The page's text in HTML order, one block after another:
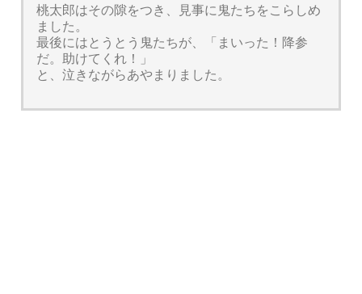
桃太郎はその隙をつき、見事に鬼たちをこらしめ
ました。
最後にはとうとう鬼たちが、「まいった！降参
だ。助けてくれ！」
と、泣きながらあやまりました。